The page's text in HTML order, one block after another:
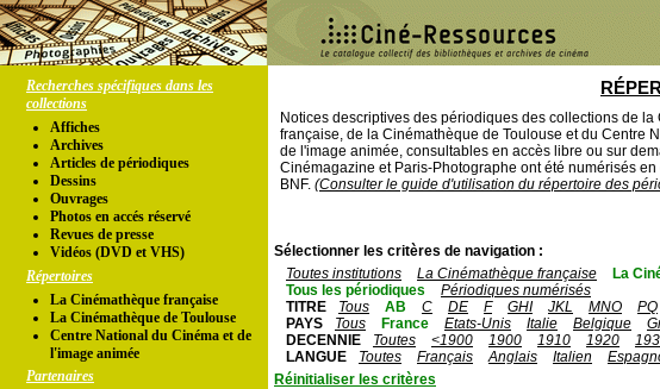
Recherches spécifiques dans les
collections
Affiches
Archives
Articles de périodiques
Dessins
Ouvrages
Photos en accés réservé
Revues de presse
Vidéos (DVD et VHS)
Répertoires
La Cinémathèque française
La Cinémathèque de Toulouse
Centre National du Cinéma et de
l'image animée
Partenaires
Notices descriptives des périodiques des collections de la
française, de la Cinémathèque de Toulouse et du Centre
de l'image animée, consultables en accès libre ou sur
Cinémagazine et Paris-Photographe ont été numérisés
BNF. (Consulter le guide d'utilisation du répertoire des
Sélectionner les critères de navigation :
Toutes institutions
La Cinémathèque française La
Tous les périodiques
Périodiques numérisés
TITRE
Tous AB C DE F GHI JKL MNO PQ
PAYS
Tous France Etats-Unis Italie Belgique
DECENNIE
Toutes <1900 1900 1910 1920
LANGUE
Toutes Français Anglais Italien
Réinitialiser les critères